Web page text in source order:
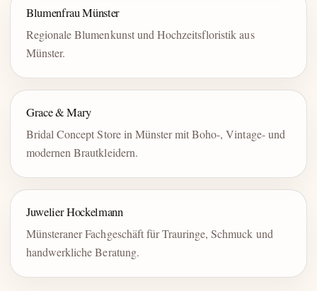
Blumenfrau Münster
Regionale Blumenkunst und Hochzeitsfloristik aus
Münster.
Grace & Mary
Bridal Concept Store in Münster mit Boho-, Vintage- und
modernen Brautkleidern.
Juwelier Hockelmann
Münsteraner Fachgeschäft für Trauringe, Schmuck und
handwerkliche Beratung.